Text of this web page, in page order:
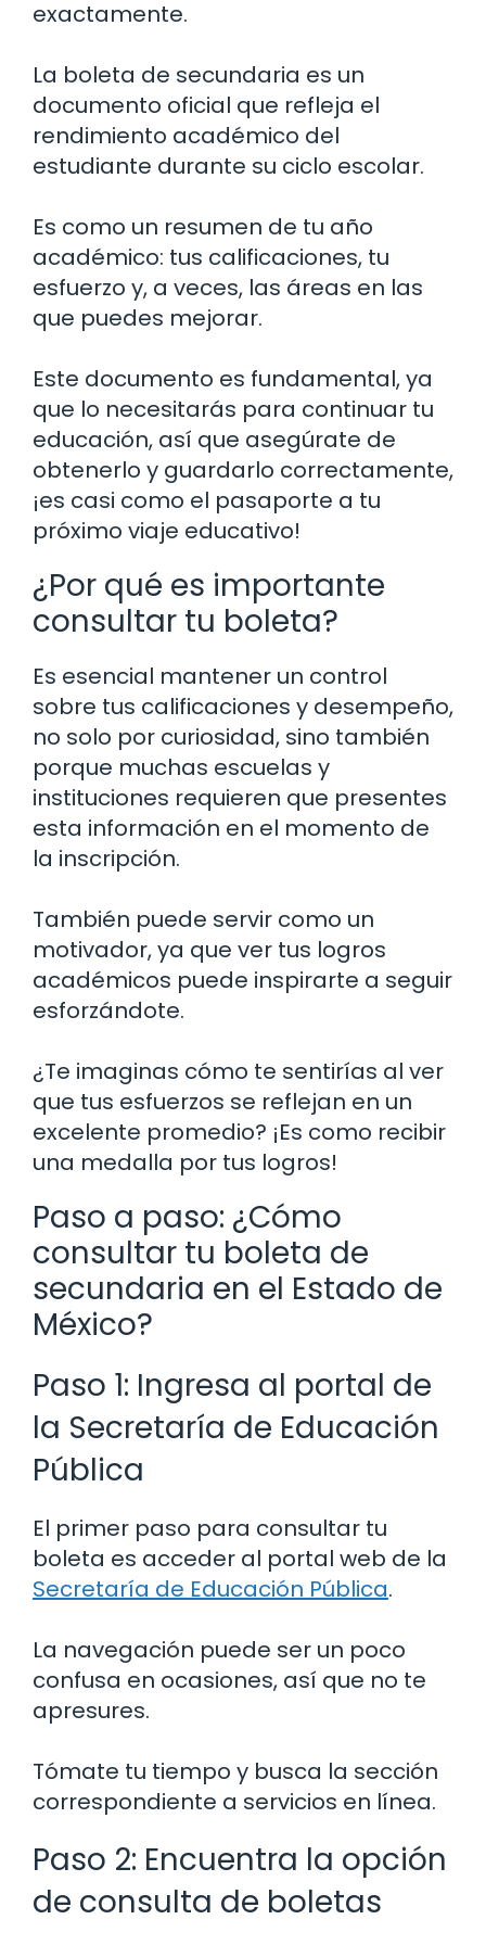
exactamente.
La boleta de secundaria es un
documento oficial que refleja el
rendimiento académico del
estudiante durante su ciclo escolar.
Es como un resumen de tu año
académico: tus calificaciones, tu
esfuerzo y, a veces, las áreas en las
que puedes mejorar.
Este documento es fundamental, ya
que lo necesitarás para continuar tu
educación, así que asegúrate de
obtenerlo y guardarlo correctamente,
¡es casi como el pasaporte a tu
próximo viaje educativo!
¿Por qué es importante
consultar tu boleta?
Es esencial mantener un control
sobre tus calificaciones y desempeño,
no solo por curiosidad, sino también
porque muchas escuelas y
instituciones requieren que presentes
esta información en el momento de
la inscripción.
También puede servir como un
motivador, ya que ver tus logros
académicos puede inspirarte a seguir
esforzándote.
¿Te imaginas cómo te sentirías al ver
que tus esfuerzos se reflejan en un
excelente promedio? ¡Es como recibir
una medalla por tus logros!
Paso a paso: ¿Cómo
consultar tu boleta de
secundaria en el Estado de
México?
Paso 1: Ingresa al portal de
la Secretaría de Educación
Pública
El primer paso para consultar tu
boleta es acceder al portal web de la
Secretaría de Educación Pública.
La navegación puede ser un poco
confusa en ocasiones, así que no te
apresures.
Tómate tu tiempo y busca la sección
correspondiente a servicios en línea.
Paso 2: Encuentra la opción
de consulta de boletas